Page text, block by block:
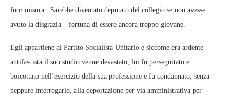
fuor misura. Sarebbe diventato deputato del collegio se non avesse
avuto la disgrazia – fortuna di essere ancora troppo giovane.
Egli appartiene al Partito Socialista Unitario e siccome era ardente
antifascista il suo studio venne devastato, lui fu perseguitato e
boicottato nell’esercizio della sua professione e fu condannato, senza
neppure interrogarlo, alla deportazione per via amministrativa per